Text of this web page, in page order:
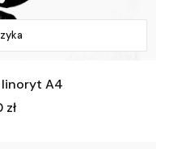
linoryt A4